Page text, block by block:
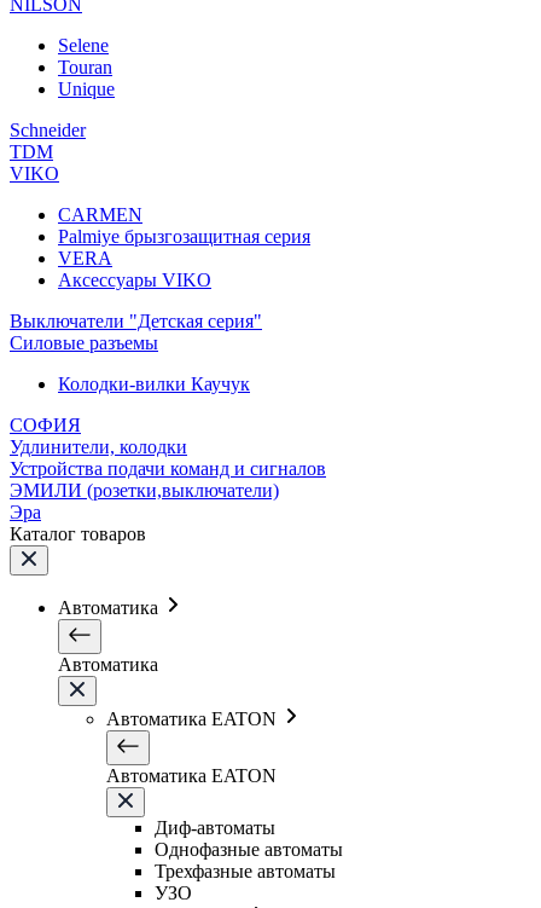
NILSON
Selene
Touran
Unique
Schneider
TDM
VIKO
CARMEN
Palmiye брызгозащитная серия
VERA
Аксессуары VIKO
Выключатели "Детская серия"
Силовые разъемы
Колодки-вилки Каучук
СОФИЯ
Удлинители, колодки
Устройства подачи команд и сигналов
ЭМИЛИ (розетки,выключатели)
Эра
Каталог товаров
Автоматика
Автоматика
Автоматика EATON
Автоматика EATON
Диф-автоматы
Однофазные автоматы
Трехфазные автоматы
УЗО